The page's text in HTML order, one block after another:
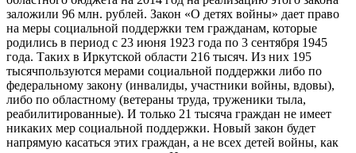
заложили 96 млн. рублей. Закон «О детях войны» дает право
на меры социальной поддержки тем гражданам, которые
родились в период с 23 июня 1923 года по 3 сентября 1945
года. Таких в Иркутской области 216 тысяч. Из них 195
тысячпользуются мерами социальной поддержки либо по
федеральному закону (инвалиды, участники войны, вдовы),
либо по областному (ветераны труда, труженики тыла,
реабилитированные). И только 21 тысяча граждан не имеет
никаких мер социальной поддержки. Новый закон будет
напрямую касаться этих граждан, а не всех детей войны, как